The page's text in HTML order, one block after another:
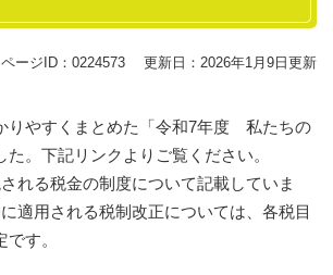
ページID：0224573 更新日：2026年1月9日更新
りやすくまとめた「令和7年度 私たちの
。下記リンクよりご覧ください。
れる税金の制度について記載していま
適用される税制改正については、各税目
す。